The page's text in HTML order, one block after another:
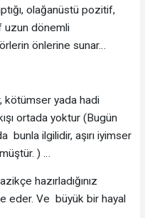
olağanüstü pozitif,
dönemli
önlerine sunar…
kötümser yada hadi
ortada yoktur (Bugün
bunla ilgilidir, aşırı iyimser
) …
hazırladığınız
eder. Ve büyük bir hayal